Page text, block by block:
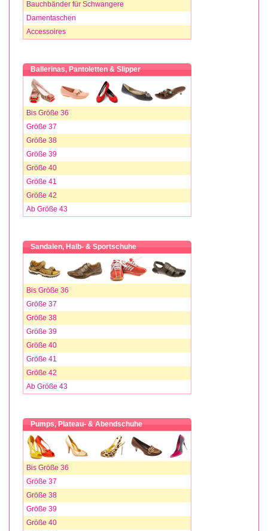
Bauchbänder für Schwangere
Damentaschen
Accessoires
Ballerinas, Pantoletten & Slipper
Bis Größe 36
Größe 37
Größe 38
Größe 39
Größe 40
Größe 41
Größe 42
Ab Größe 43
Sandalen, Halb- & Sportschuhe
Bis Größe 36
Größe 37
Größe 38
Größe 39
Größe 40
Größe 41
Größe 42
Ab Größe 43
Pumps, Plateau- & Abendschuhe
Bis Größe 36
Größe 37
Größe 38
Größe 39
Größe 40